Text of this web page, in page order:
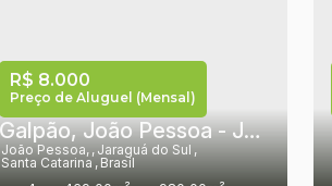
Galpão, João Pessoa - Jaraguá do Sul
R$ 8.000
Preço de Aluguel (Mensal)
João Pessoa , Jaraguá do Sul ,
Santa Catarina , Brasil